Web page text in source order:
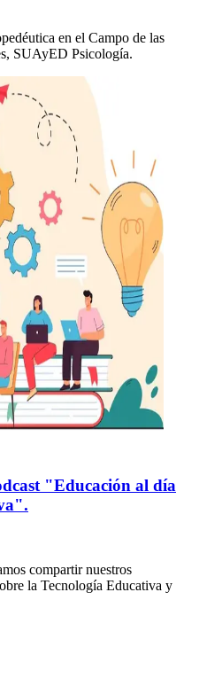
en el Campo de las
SUAyED Psicología.
"Educación al día
compartir nuestros
la Tecnología Educativa y